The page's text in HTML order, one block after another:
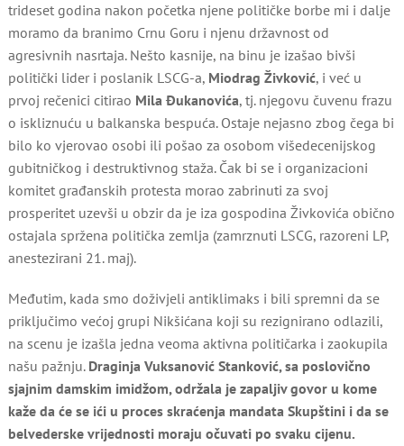
trideset godina nakon početka njene političke borbe mi i dalje
moramo da branimo Crnu Goru i njenu državnost od
agresivnih nasrtaja. Nešto kasnije, na binu je izašao bivši
politički lider i poslanik LSCG-a, Miodrag Živković, i već u
prvoj rečenici citirao Mila Đukanovića, tj. njegovu čuvenu frazu
o iskliznuću u balkanska bespuća. Ostaje nejasno zbog čega bi
bilo ko vjerovao osobi ili pošao za osobom višedecenijskog
gubitničkog i destruktivnog staža. Čak bi se i organizacioni
komitet građanskih protesta morao zabrinuti za svoj
prosperitet uzevši u obzir da je iza gospodina Živkovića obično
ostajala spržena politička zemlja (zamrznuti LSCG, razoreni LP,
anestezirani 21. maj).
Međutim, kada smo doživjeli antiklimaks i bili spremni da se
priključimo većoj grupi Nikšićana koji su rezignirano odlazili,
na scenu je izašla jedna veoma aktivna političarka i zaokupila
našu pažnju. Draginja Vuksanović Stanković, sa poslovično
sjajnim damskim imidžom, održala je zapaljiv govor u kome
kaže da će se ići u proces skraćenja mandata Skupštini i da se
belvederske vrijednosti moraju očuvati po svaku cijenu.